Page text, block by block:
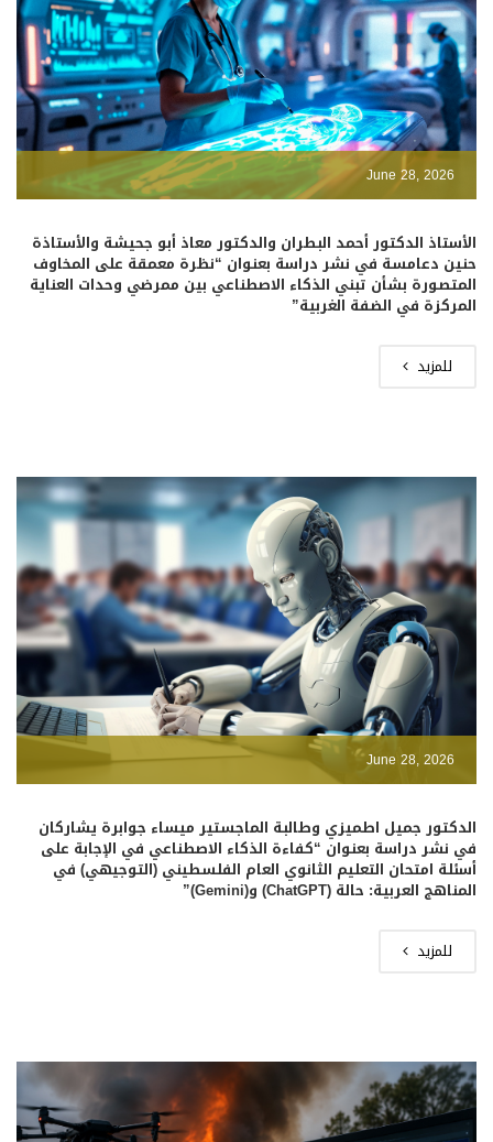
June 28, 2026
الأستاذ الدكتور أحمد البطران والدكتور معاذ أبو جحيشة والأستاذة
حنين دعامسة في نشر دراسة بعنوان “نظرة معمقة على المخاوف
المتصورة بشأن تبني الذكاء الاصطناعي بين ممرضي وحدات العناية
المركزة في الضفة الغربية”
للمزيد
June 28, 2026
الدكتور جميل اطميزي وطالبة الماجستير ميساء جوابرة يشاركان
في نشر دراسة بعنوان “كفاءة الذكاء الاصطناعي في الإجابة على
أسئلة امتحان التعليم الثانوي العام الفلسطيني (التوجيهي) في
المناهج العربية: حالة (ChatGPT) و(Gemini)”
للمزيد